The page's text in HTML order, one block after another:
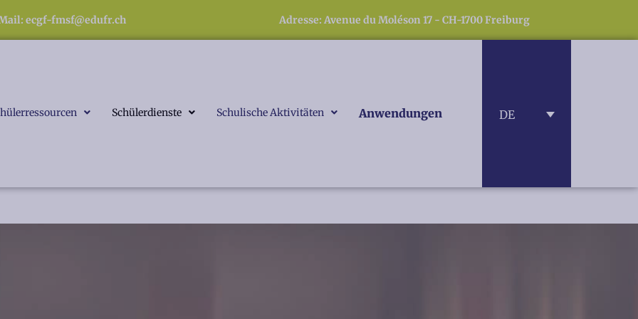
ecgf-fmsf@edufr.ch Adresse: Avenue du Moléson 17 - CH-1700 Freiburg
Schülerdienste Schulische Aktivitäten Anwendungen DE